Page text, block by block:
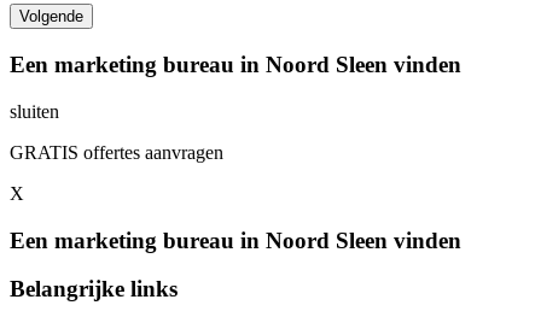
Een marketing bureau in Noord Sleen vinden
sluiten
GRATIS offertes aanvragen
X
Een marketing bureau in Noord Sleen vinden
Belangrijke links